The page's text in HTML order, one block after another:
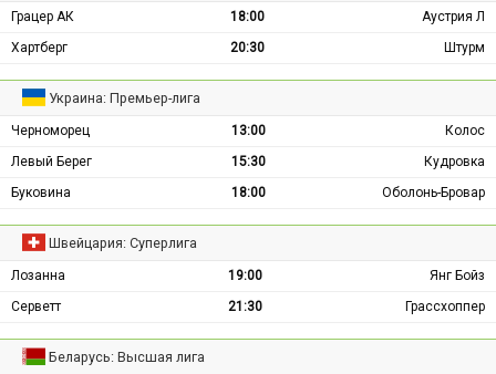
Грацер АК 18:00
Аустрия Л
Хартберг
20:30 Штурм
Украина: Премьер-лига
Черноморец 13:00
Колос
Левый Берег
15:30
Кудровка
Буковина
18:00 Оболонь-Бровар
Швейцария: Суперлига
Лозанна 19:00
Янг Бойз
Серветт
21:30 Грассхоппер
Беларусь: Высшая лига